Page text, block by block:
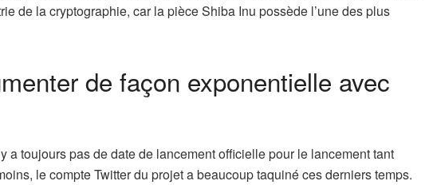
de la cryptographie, car la pièce Shiba Inu possède l’une des plus
de façon exponentielle avec
a toujours pas de date de lancement officielle pour le lancement tant
le compte Twitter du projet a beaucoup taquiné ces derniers temps.